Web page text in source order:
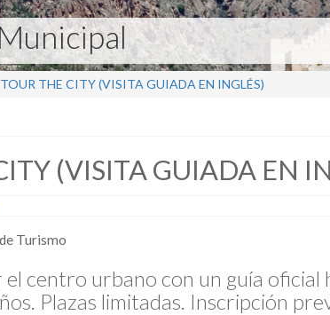
TOUR THE CITY (VISITA GUIADA EN INGLÉS)
(VISITA GUIADA EN
Turismo
el centro urbano con un guía
Plazas limitadas. Inscripción